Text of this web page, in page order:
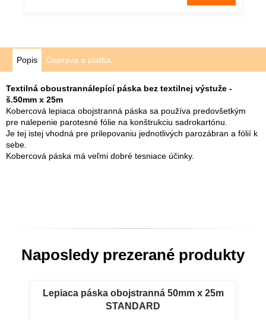
Popis Doprava a platba
Textilná oboustrannálepící páska bez textilnej výstuže -
š.50mm x 25m
Kobercová lepiaca obojstranná páska sa používa predovšetkým
pre nalepenie parotesné fólie na konštrukciu sadrokartónu.
Je tej istej vhodná pre prilepovaniu jednotlivých parozábran a fólií k
sebe.
Kobercová páska má veľmi dobré tesniace účinky.
Naposledy prezerané produkty
Lepiaca páska obojstranná 50mm x 25m
STANDARD